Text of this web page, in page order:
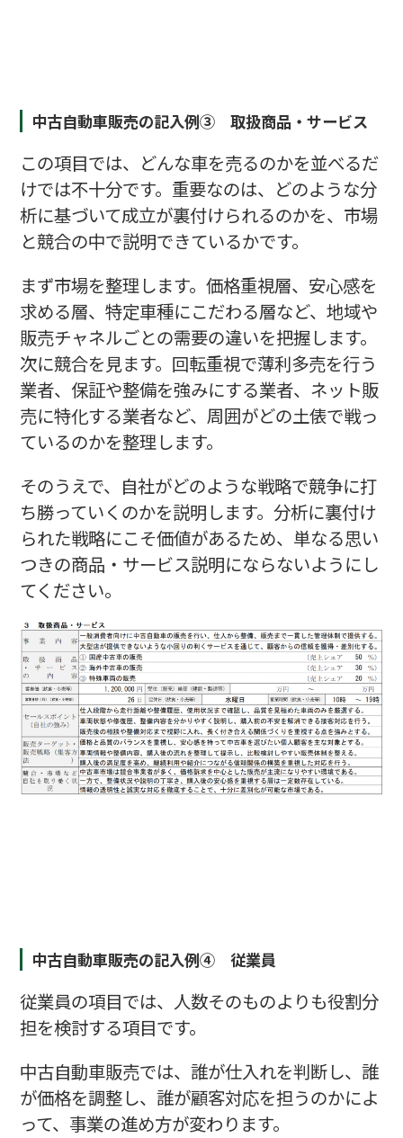
中古自動車販売の記入例③ 取扱商品・サービス
この項目では、どんな車を売るのかを並べるだ
けでは不十分です。重要なのは、どのような分
析に基づいて成立が裏付けられるのかを、市場
と競合の中で説明できているかです。
まず市場を整理します。価格重視層、安心感を
求める層、特定車種にこだわる層など、地域や
販売チャネルごとの需要の違いを把握します。
次に競合を見ます。回転重視で薄利多売を行う
業者、保証や整備を強みにする業者、ネット販
売に特化する業者など、周囲がどの土俵で戦っ
ているのかを整理します。
そのうえで、自社がどのような戦略で競争に打
ち勝っていくのかを説明します。分析に裏付け
られた戦略にこそ価値があるため、単なる思い
つきの商品・サービス説明にならないようにし
てください。
中古自動車販売の記入例④ 従業員
従業員の項目では、人数そのものよりも役割分
担を検討する項目です。
中古自動車販売では、誰が仕入れを判断し、誰
が価格を調整し、誰が顧客対応を担うのかによ
って、事業の進め方が変わります。